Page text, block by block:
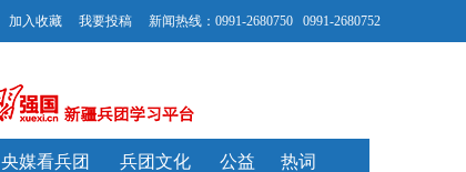
加入收藏 我要投稿 新闻热线：0991-2680750 0991-2680752
央媒看兵团
兵团文化 公益
热词